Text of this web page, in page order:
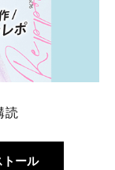
読
トール